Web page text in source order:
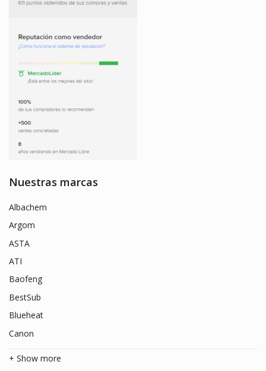
Nuestras marcas
Albachem
Argom
ASTA
ATI
Baofeng
BestSub
Blueheat
Canon
+ Show more